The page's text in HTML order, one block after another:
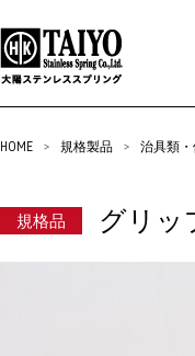
HOME > 規格製品 > 治具類
規格品 グリッ